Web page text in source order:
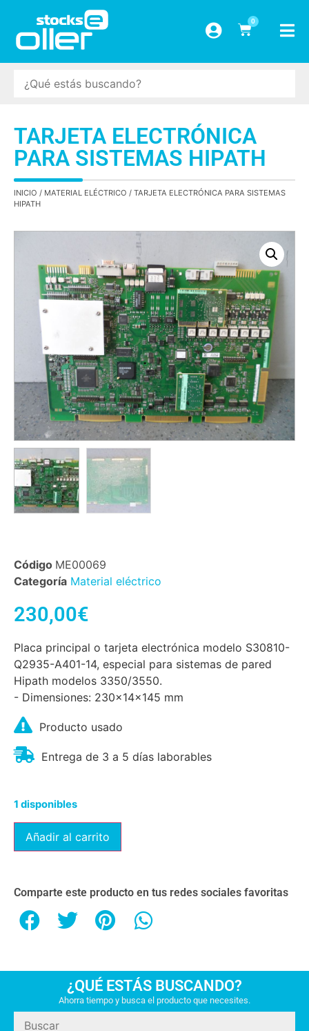
0
TARJETA ELECTRÓNICA
PARA SISTEMAS HIPATH
INICIO / MATERIAL ELÉCTRICO / TARJETA ELECTRÓNICA PARA SISTEMAS
HIPATH
Código ME00069
Categoría Material eléctrico
230,00€
Placa principal o tarjeta electrónica modelo S30810-
Q2935-A401-14, especial para sistemas de pared
Hipath modelos 3350/3550.
- Dimensiones: 230x14x145 mm
Producto usado
Entrega de 3 a 5 días laborables
1 disponibles
Añadir al carrito
Comparte este producto en tus redes sociales favoritas
¿QUÉ ESTÁS BUSCANDO?
Ahorra tiempo y busca el producto que necesites.